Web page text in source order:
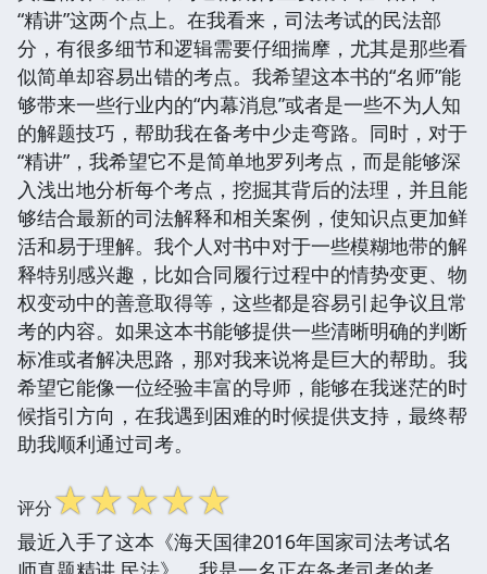
“精讲”这两个点上。在我看来，司法考试的民法部
分，有很多细节和逻辑需要仔细揣摩，尤其是那些看
似简单却容易出错的考点。我希望这本书的“名师”能
够带来一些行业内的“内幕消息”或者是一些不为人知
的解题技巧，帮助我在备考中少走弯路。同时，对于
“精讲”，我希望它不是简单地罗列考点，而是能够深
入浅出地分析每个考点，挖掘其背后的法理，并且能
够结合最新的司法解释和相关案例，使知识点更加鲜
活和易于理解。我个人对书中对于一些模糊地带的解
释特别感兴趣，比如合同履行过程中的情势变更、物
权变动中的善意取得等，这些都是容易引起争议且常
考的内容。如果这本书能够提供一些清晰明确的判断
标准或者解决思路，那对我来说将是巨大的帮助。我
希望它能像一位经验丰富的导师，能够在我迷茫的时
候指引方向，在我遇到困难的时候提供支持，最终帮
助我顺利通过司考。
评分☆☆☆☆☆
最近入手了这本《海天国律2016年国家司法考试名